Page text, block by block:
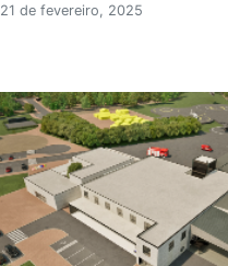
21 de fevereiro, 2025